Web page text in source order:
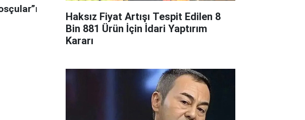
ı
Haksız Fiyat Artışı Tespit Edilen 8
Bin 881 Ürün İçin İdari Yaptırım
Kararı